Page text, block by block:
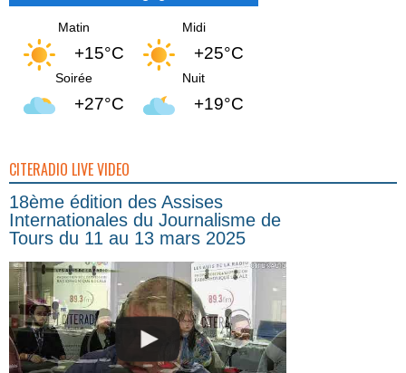
Matin
+15°C
Midi
+25°C
Soirée
+27°C
Nuit
+19°C
CITERADIO LIVE VIDEO
18ème édition des Assises
Internationales du Journalisme de
Tours du 11 au 13 mars 2025